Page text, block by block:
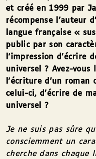
et créé en 1999 par
récompense l’auteur
langue française «
public par son
l’impression d’écrire
universel ? Avez-
l’écriture d’un roman
celui-ci, d’écrire de
universel ?
Je ne suis pas sûre
consciemment un
cherche dans